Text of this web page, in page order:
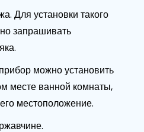
Для установки такого
запрашивать
можно установить
месте ванной комнаты,
местоположение.